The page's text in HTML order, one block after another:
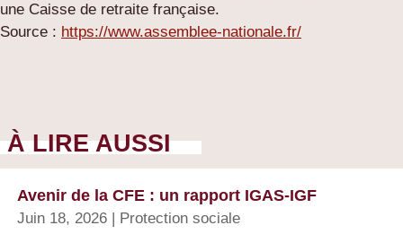
une Caisse de retraite française.
Source : https://www.assemblee-nationale.fr/
À LIRE AUSSI
Avenir de la CFE : un rapport IGAS-IGF
Juin 18, 2026
Protection sociale